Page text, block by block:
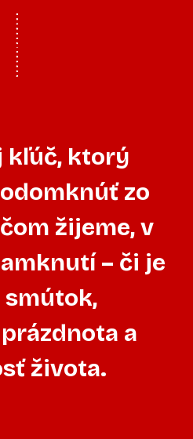
kľúč, ktorý
zo
žijeme, v
– či je
smútok,
a
života.